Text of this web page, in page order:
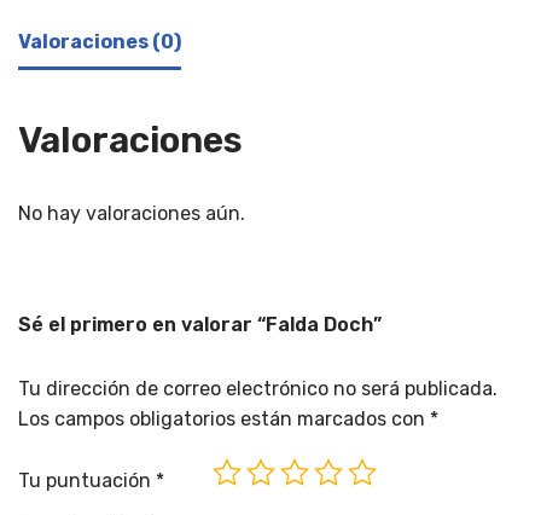
Valoraciones (0)
Valoraciones
No hay valoraciones aún.
Sé el primero en valorar “Falda Doch”
Tu dirección de correo electrónico no será publicada.
Los campos obligatorios están marcados con *
Tu puntuación *